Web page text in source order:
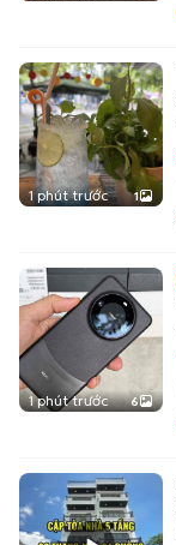
1 phút trước 1
1 phút trước 6